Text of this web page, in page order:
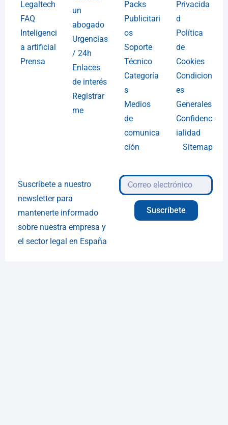
Legaltech
FAQ
Inteligenci
a artificial
Prensa
un
abogado
Urgencias
/ 24h
Enlaces
de interés
Registrar
me
Packs
Publicitari
os
Soporte
Técnico
Categoría
s
Medios
de
comunica
ción
Privacida
d
Política
de
Cookies
Condicion
es
Generales
Confidenc
ialidad
Sitemap
Suscríbete a nuestro
newsletter para
mantenerte informado
sobre nuestra empresa y
el sector legal en España
Suscríbete